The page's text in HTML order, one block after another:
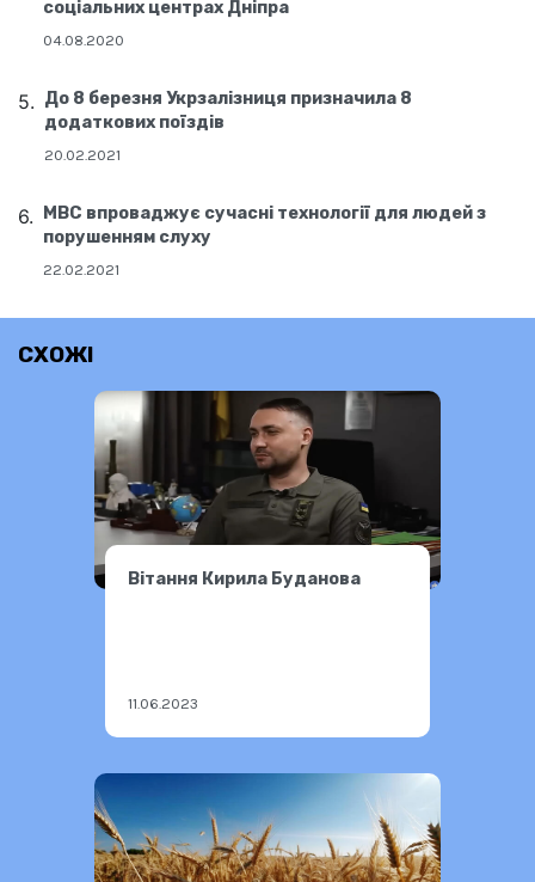
соціальних центрах Дніпра
04.08.2020
До 8 березня Укрзалізниця призначила 8
додаткових поїздів
20.02.2021
МВС впроваджує сучасні технології для людей з
порушенням слуху
22.02.2021
СХОЖІ
Вітання Кирила Буданова
11.06.2023